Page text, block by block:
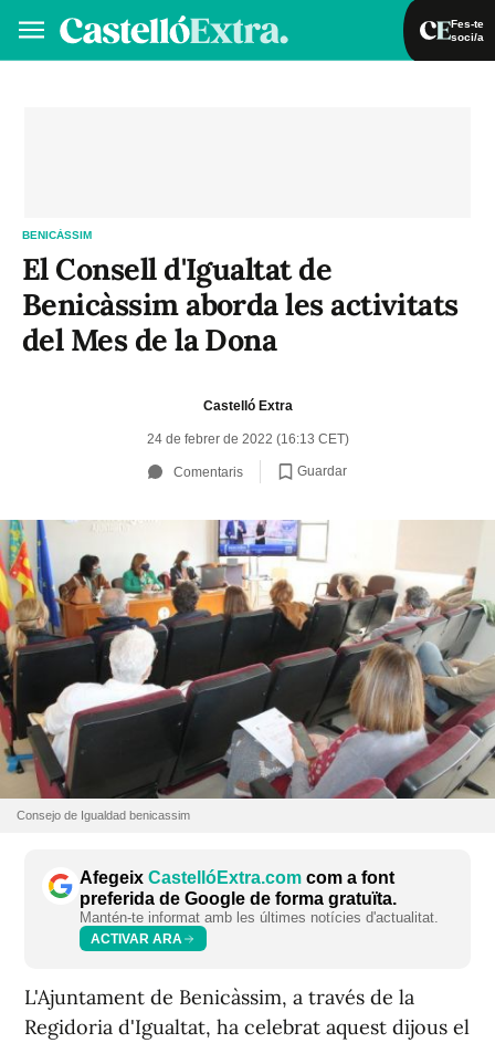
Fes-te
soci/a
BENICÀSSIM
El Consell d'Igualtat de
Benicàssim aborda les activitats
del Mes de la Dona
Castelló Extra
24 de febrer de 2022 (16:13 CET)
Comentaris Guardar
Consejo de Igualdad benicassim
Afegeix CastellóExtra.com com a font
preferida de Google de forma gratuïta.
Mantén-te informat amb les últimes notícies d'actualitat.
ACTIVAR ARA
L'Ajuntament de Benicàssim, a través de la
Regidoria d'Igualtat, ha celebrat aquest dijous el